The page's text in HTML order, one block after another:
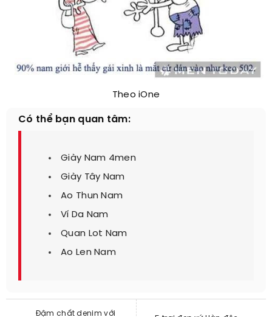
Theo iOne
Có thể bạn quan tâm:
Giày Nam 4men
Giày Tây Nam
Ao Thun Nam
Ví Da Nam
Quan Lot Nam
Ao Len Nam
Đậm chất denim với